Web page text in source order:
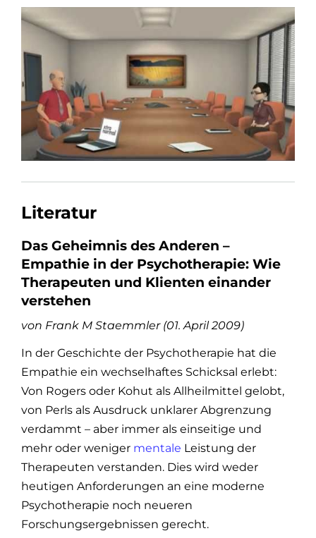
Literatur
Das Geheimnis des Anderen –
Empathie in der Psychotherapie: Wie
Therapeuten und Klienten einander
verstehen
von Frank M Staemmler (01. April 2009)
In der Geschichte der Psychotherapie hat die
Empathie ein wechselhaftes Schicksal erlebt:
Von Rogers oder Kohut als Allheilmittel gelobt,
von Perls als Ausdruck unklarer Abgrenzung
verdammt – aber immer als einseitige und
mehr oder weniger mentale Leistung der
Therapeuten verstanden. Dies wird weder
heutigen Anforderungen an eine moderne
Psychotherapie noch neueren
Forschungsergebnissen gerecht.